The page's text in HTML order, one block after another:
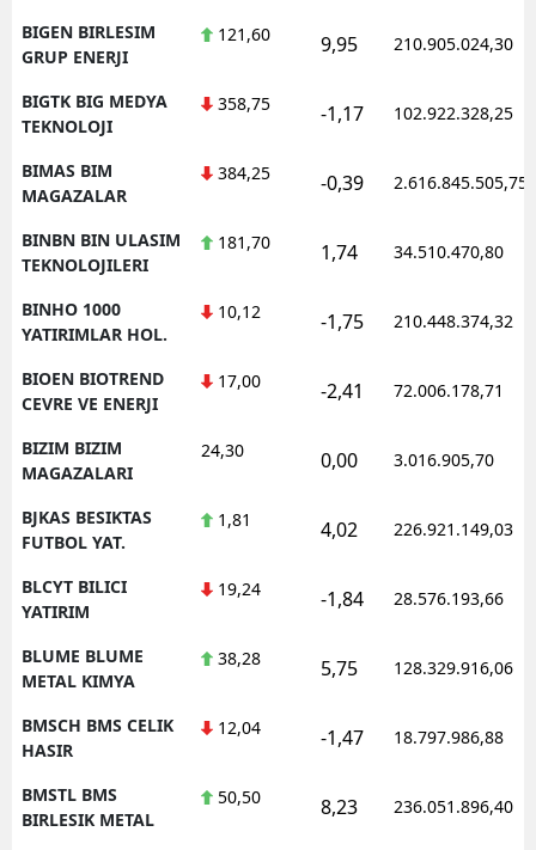
BIGEN BIRLESIM
GRUP ENERJI
121,60 9,95 210.905.024,30
BIGTK BIG MEDYA
TEKNOLOJI
358,75 -1,17 102.922.328,25
BIMAS BIM
MAGAZALAR
384,25 -0,39 2.616.845.505,75
BINBN BIN ULASIM
TEKNOLOJILERI
181,70 1,74 34.510.470,80
BINHO 1000
YATIRIMLAR HOL.
10,12 -1,75 210.448.374,32
BIOEN BIOTREND
CEVRE VE ENERJI
17,00 -2,41 72.006.178,71
BIZIM BIZIM
MAGAZALARI
24,30 0,00 3.016.905,70
BJKAS BESIKTAS
FUTBOL YAT.
1,81 4,02 226.921.149,03
BLCYT BILICI
YATIRIM
19,24 -1,84 28.576.193,66
BLUME BLUME
METAL KIMYA
38,28 5,75 128.329.916,06
BMSCH BMS CELIK
HASIR
12,04 -1,47 18.797.986,88
BMSTL BMS
BIRLESIK METAL
50,50 8,23 236.051.896,40